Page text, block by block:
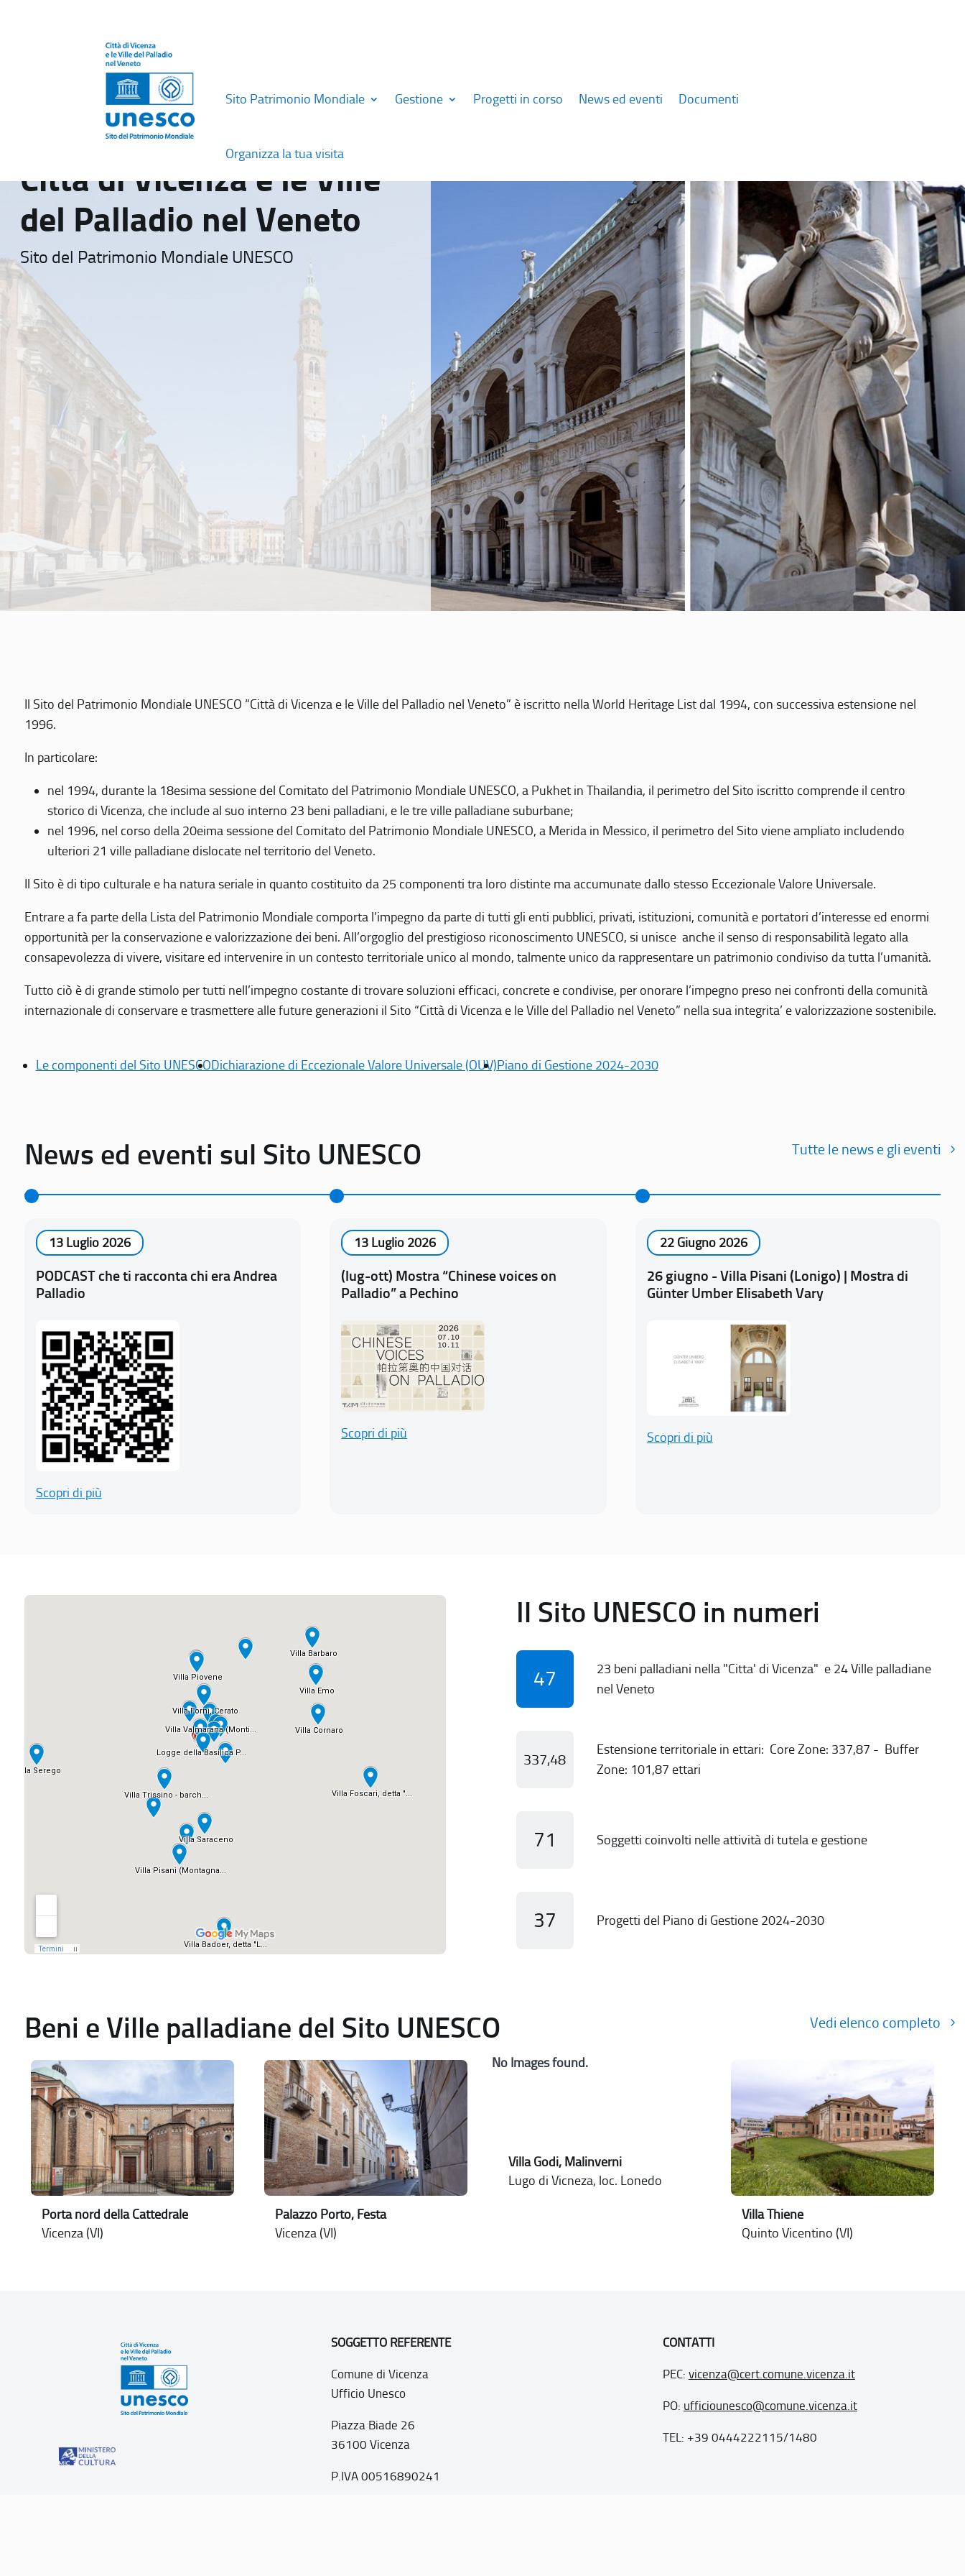
Sito Patrimonio Mondiale Gestione Progetti in corso News ed eventi Documenti
Organizza la tua visita
Città di Vicenza e le Ville
del Palladio nel Veneto
Sito del Patrimonio Mondiale UNESCO
Il Sito del Patrimonio Mondiale UNESCO “Città di Vicenza e le Ville del Palladio nel Veneto” è iscritto nella World Heritage List dal 1994, con successiva estensione nel
1996.
In particolare:
nel 1994, durante la 18esima sessione del Comitato del Patrimonio Mondiale UNESCO, a Pukhet in Thailandia, il perimetro del Sito iscritto comprende il centro
storico di Vicenza, che include al suo interno 23 beni palladiani, e le tre ville palladiane suburbane;
nel 1996, nel corso della 20eima sessione del Comitato del Patrimonio Mondiale UNESCO, a Merida in Messico, il perimetro del Sito viene ampliato includendo
ulteriori 21 ville palladiane dislocate nel territorio del Veneto.
Il Sito è di tipo culturale e ha natura seriale in quanto costituito da 25 componenti tra loro distinte ma accumunate dallo stesso Eccezionale Valore Universale.
Entrare a fa parte della Lista del Patrimonio Mondiale comporta l’impegno da parte di tutti gli enti pubblici, privati, istituzioni, comunità e portatori d’interesse ed enormi
opportunità per la conservazione e valorizzazione dei beni. All’orgoglio del prestigioso riconoscimento UNESCO, si unisce anche il senso di responsabilità legato alla
consapevolezza di vivere, visitare ed intervenire in un contesto territoriale unico al mondo, talmente unico da rappresentare un patrimonio condiviso da tutta l’umanità.
Tutto ciò è di grande stimolo per tutti nell’impegno costante di trovare soluzioni efficaci, concrete e condivise, per onorare l’impegno preso nei confronti della comunità
internazionale di conservare e trasmettere alle future generazioni il Sito “Città di Vicenza e le Ville del Palladio nel Veneto” nella sua integrita’ e valorizzazione sostenibile.
Le componenti del Sito UNESCODichiarazione di Eccezionale Valore Universale (OUV)Piano di Gestione 2024-2030
News ed eventi sul Sito UNESCO Tutte le news e gli eventi
13 Luglio 2026
PODCAST che ti racconta chi era Andrea
Palladio
Scopri di più
13 Luglio 2026
(lug-ott) Mostra “Chinese voices on
Palladio” a Pechino
Scopri di più
22 Giugno 2026
26 giugno - Villa Pisani (Lonigo) | Mostra di
Günter Umber Elisabeth Vary
Scopri di più
Il Sito UNESCO in numeri
47
23 beni palladiani nella "Citta' di Vicenza" e 24 Ville palladiane
nel Veneto
337,48
Estensione territoriale in ettari: Core Zone: 337,87 - Buffer
Zone: 101,87 ettari
71 Soggetti coinvolti nelle attività di tutela e gestione
37 Progetti del Piano di Gestione 2024-2030
Beni e Ville palladiane del Sito UNESCO Vedi elenco completo
Porta nord della Cattedrale
Vicenza (VI)
Palazzo Porto, Festa
Vicenza (VI)
No Images found.
Villa Godi, Malinverni
Lugo di Vicneza, loc. Lonedo
Villa Thiene
Quinto Vicentino (VI)
SOGGETTO REFERENTE
Comune di Vicenza
Ufficio Unesco
Piazza Biade 26
36100 Vicenza
P.IVA 00516890241
CONTATTI
PEC: vicenza@cert.comune.vicenza.it
PO: ufficiounesco@comune.vicenza.it
TEL: +39 0444222115/1480